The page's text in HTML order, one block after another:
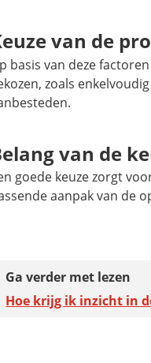
van de
basis van deze
zoals
van de
goede keuze zorgt
aanpak van de
Ga verder met lezen
Hoe krijg ik inzicht in